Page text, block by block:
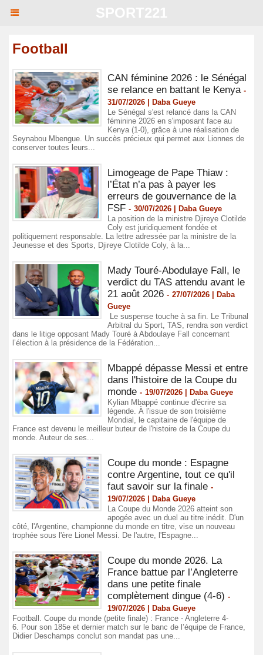
Football
CAN féminine 2026 : le Sénégal
se relance en battant le Kenya -
31/07/2026 | Daba Gueye
Le Sénégal s'est relancé dans la CAN
féminine 2026 en s'imposant face au
Kenya (1-0), grâce à une réalisation de
Seynabou Mbengue. Un succès précieux qui permet aux Lionnes de
conserver toutes leurs...
Limogeage de Pape Thiaw :
l’État n’a pas à payer les
erreurs de gouvernance de la
FSF - 30/07/2026 | Daba Gueye
La position de la ministre Djireye Clotilde
Coly est juridiquement fondée et
politiquement responsable. La lettre adressée par la ministre de la
Jeunesse et des Sports, Djireye Clotilde Coly, à la...
Mady Touré-Abodulaye Fall, le
verdict du TAS attendu avant le
21 août 2026 - 27/07/2026 | Daba
Gueye
Le suspense touche à sa fin. Le Tribunal
Arbitral du Sport, TAS, rendra son verdict
dans le litige opposant Mady Touré à Abdoulaye Fall concernant
l’élection à la présidence de la Fédération...
Mbappé dépasse Messi et entre
dans l'histoire de la Coupe du
monde - 19/07/2026 | Daba Gueye
Kylian Mbappé continue d'écrire sa
légende. À l'issue de son troisième
Mondial, le capitaine de l'équipe de
France est devenu le meilleur buteur de l'histoire de la Coupe du
monde. Auteur de ses...
Coupe du monde : Espagne
contre Argentine, tout ce qu'il
faut savoir sur la finale -
19/07/2026 | Daba Gueye
La Coupe du Monde 2026 atteint son
apogée avec un duel au titre inédit. D'un
côté, l'Argentine, championne du monde en titre, vise un nouveau
trophée sous l'ère Lionel Messi. De l'autre, l'Espagne...
Coupe du monde 2026. La
France battue par l’Angleterre
dans une petite finale
complètement dingue (4-6) -
19/07/2026 | Daba Gueye
Football. Coupe du monde (petite finale) : France - Angleterre 4-
6. Pour son 185e et dernier match sur le banc de l’équipe de France,
Didier Deschamps conclut son mandat pas une...